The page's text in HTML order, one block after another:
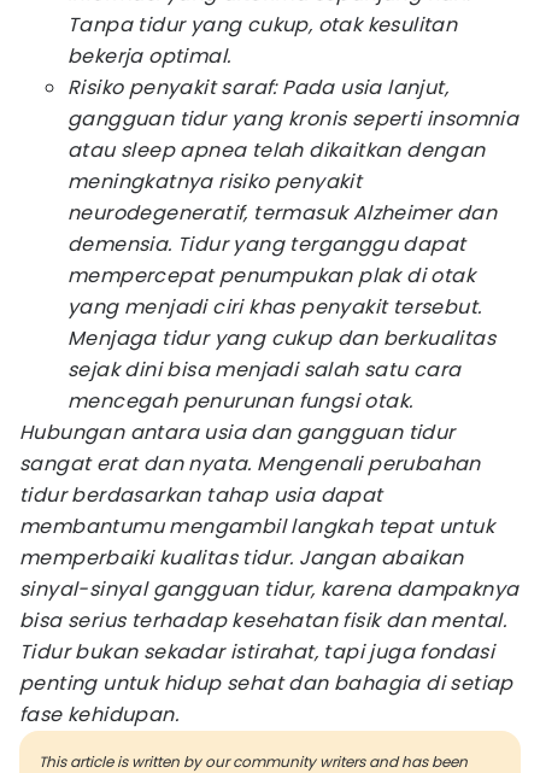
Tanpa tidur yang cukup, otak kesulitan
bekerja optimal.
Risiko penyakit saraf: Pada usia lanjut,
gangguan tidur yang kronis seperti insomnia
atau sleep apneatelah dikaitkan dengan
meningkatnya risiko penyakit
neurodegeneratif, termasuk Alzheimer dan
demensia. Tidur yang terganggu dapat
mempercepat penumpukan plak di otak
yang menjadi ciri khas penyakit tersebut.
Menjaga tidur yang cukup dan berkualitas
sejak dini bisa menjadi salah satu cara
mencegah penurunan fungsi otak.
Hubungan antara usia dan gangguan tidur
sangat erat dan nyata. Mengenali perubahan
tidur berdasarkan tahap usia dapat
membantumu mengambil langkah tepat untuk
memperbaiki kualitas tidur. Jangan abaikan
sinyal-sinyal gangguan tidur, karena dampaknya
bisa serius terhadap kesehatan fisik dan mental.
Tidur bukan sekadar istirahat, tapi juga fondasi
penting untuk hidup sehat dan bahagia di setiap
fase kehidupan.
This article is written by our community writers and has been